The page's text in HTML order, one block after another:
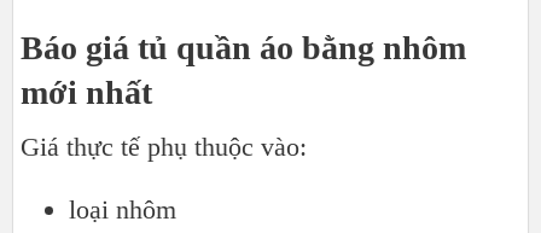
Báo giá tủ quần áo bằng nhôm
mới nhất
Giá thực tế phụ thuộc vào:
loại nhôm